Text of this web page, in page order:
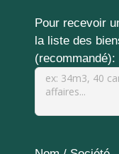
Pour recevoir
la liste des
(recommandé):